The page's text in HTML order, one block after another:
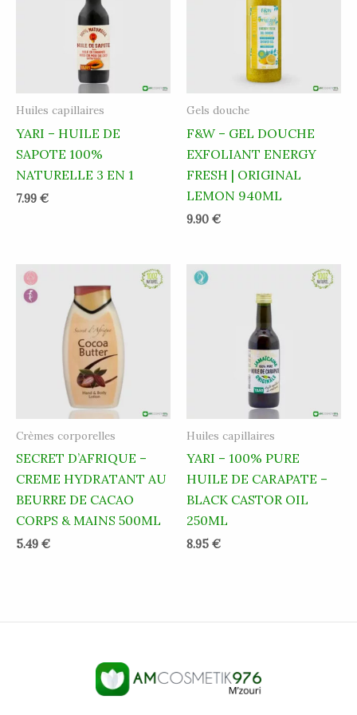
Huiles capillaires
YARI – HUILE DE
SAPOTE 100%
NATURELLE 3 EN 1
7.99 €
Gels douche
F&W – GEL DOUCHE
EXFOLIANT ENERGY
FRESH | ORIGINAL
LEMON 940ML
9.90 €
Crèmes corporelles
SECRET D’AFRIQUE –
CREME HYDRATANT AU
BEURRE DE CACAO
CORPS & MAINS 500ML
5.49 €
Huiles capillaires
YARI – 100% PURE
HUILE DE CARAPATE –
BLACK CASTOR OIL
250ML
8.95 €